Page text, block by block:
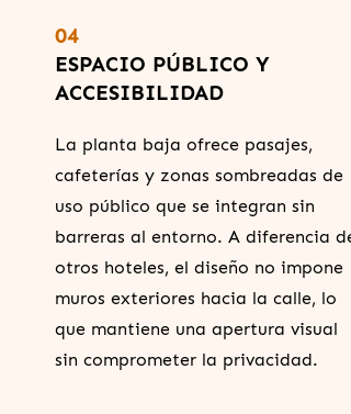
04
ESPACIO PÚBLICO Y
ACCESIBILIDAD
La planta baja ofrece pasajes,
cafeterías y zonas sombreadas de
uso público que se integran sin
barreras al entorno. A diferencia de
otros hoteles, el diseño no impone
muros exteriores hacia la calle, lo
que mantiene una apertura visual
sin comprometer la privacidad.